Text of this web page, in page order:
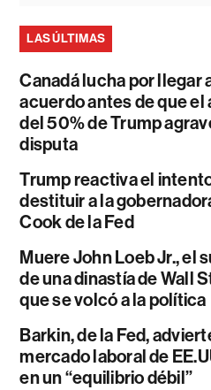
LAS ÚLTIMAS
Canadá lucha por llegar
acuerdo antes de que el
del 50% de Trump
disputa
Trump reactiva el
destituir a la
Cook de la Fed
Muere John Loeb Jr., el
de una dinastía de Wall
que se volcó a la política
Barkin, de la Fed,
mercado laboral de
en un “equilibrio débil”